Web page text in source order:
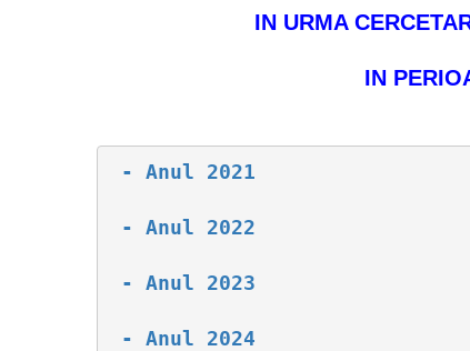
IN URMA
IN
- Anul 2021
- Anul 2022
- Anul 2023
- Anul 2024